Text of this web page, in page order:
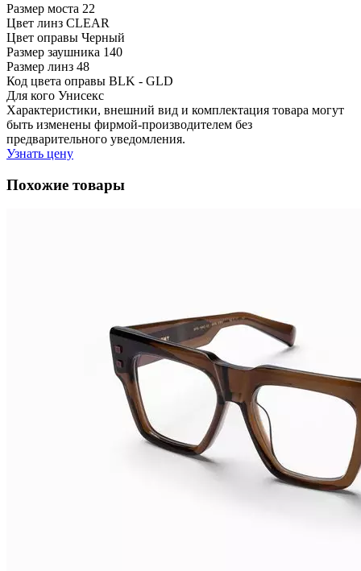
Размер моста 22
Цвет линз CLEAR
Цвет оправы Черный
Размер заушника 140
Размер линз 48
Код цвета оправы BLK - GLD
Для кого Унисекс
Характеристики, внешний вид и комплектация товара могут
быть изменены фирмой-производителем без
предварительного уведомления.
Узнать цену
Похожие товары